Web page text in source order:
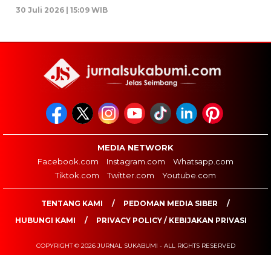
30 Juli 2026 | 15:09 WIB
MEDIA NETWORK
Facebook.com
Instagram.com
Whatsapp.com
Tiktok.com
Twitter.com Youtube.com
TENTANG KAMI
PEDOMAN MEDIA SIBER
HUBUNGI KAMI
PRIVACY POLICY / KEBIJAKAN PRIVASI
COPYRIGHT © 2026 JURNAL SUKABUMI - ALL RIGHTS RESERVED